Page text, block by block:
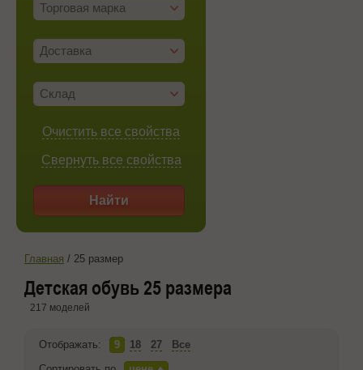
Торговая марка
Доставка
Склад
Очистить все свойства
Свернуть все свойства
Найти
Главная / 25 размер
Детская обувь 25 размера
217 моделей
Отображать: 9 18 27
Все